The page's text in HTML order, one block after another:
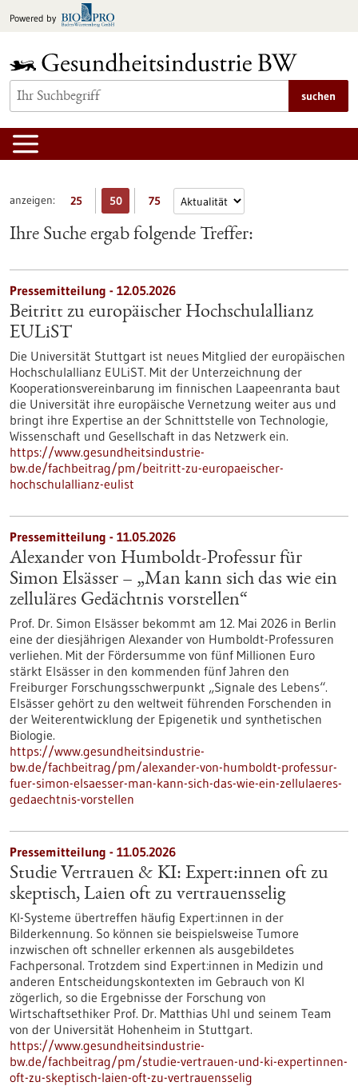
Inhalt
Powered by
suchen
anzeigen: 25 50 75
Ihre Suche ergab folgende Treffer:
Pressemitteilung - 12.05.2026
Beitritt zu europäischer Hochschulallianz
EULiST
Die Universität Stuttgart ist neues Mitglied der europäischen
Hochschulallianz EULiST. Mit der Unterzeichnung der
Kooperationsvereinbarung im finnischen Laapeenranta baut
die Universität ihre europäische Vernetzung weiter aus und
bringt ihre Expertise an der Schnittstelle von Technologie,
Wissenschaft und Gesellschaft in das Netzwerk ein.
https://www.gesundheitsindustrie-
bw.de/fachbeitrag/pm/beitritt-zu-europaeischer-
hochschulallianz-eulist
Pressemitteilung - 11.05.2026
Alexander von Humboldt-Professur für
Simon Elsässer – „Man kann sich das wie ein
zelluläres Gedächtnis vorstellen“
Prof. Dr. Simon Elsässer bekommt am 12. Mai 2026 in Berlin
eine der diesjährigen Alexander von Humboldt-Professuren
verliehen. Mit der Fördersumme von fünf Millionen Euro
stärkt Elsässer in den kommenden fünf Jahren den
Freiburger Forschungsschwerpunkt „Signale des Lebens“.
Elsässer gehört zu den weltweit führenden Forschenden in
der Weiterentwicklung der Epigenetik und synthetischen
Biologie.
https://www.gesundheitsindustrie-
bw.de/fachbeitrag/pm/alexander-von-humboldt-professur-
fuer-simon-elsaesser-man-kann-sich-das-wie-ein-zellulaeres-
gedaechtnis-vorstellen
Pressemitteilung - 11.05.2026
Studie Vertrauen & KI: Expert:innen oft zu
skeptisch, Laien oft zu vertrauensselig
KI-Systeme übertreffen häufig Expert:innen in der
Bilderkennung. So können sie beispielsweise Tumore
inzwischen oft schneller erkennen als ausgebildetes
Fachpersonal. Trotzdem sind Expert:innen in Medizin und
anderen Entscheidungskontexten im Gebrauch von KI
zögerlich, so die Ergebnisse der Forschung von
Wirtschaftsethiker Prof. Dr. Matthias Uhl und seinem Team
von der Universität Hohenheim in Stuttgart.
https://www.gesundheitsindustrie-
bw.de/fachbeitrag/pm/studie-vertrauen-und-ki-expertinnen-
oft-zu-skeptisch-laien-oft-zu-vertrauensselig